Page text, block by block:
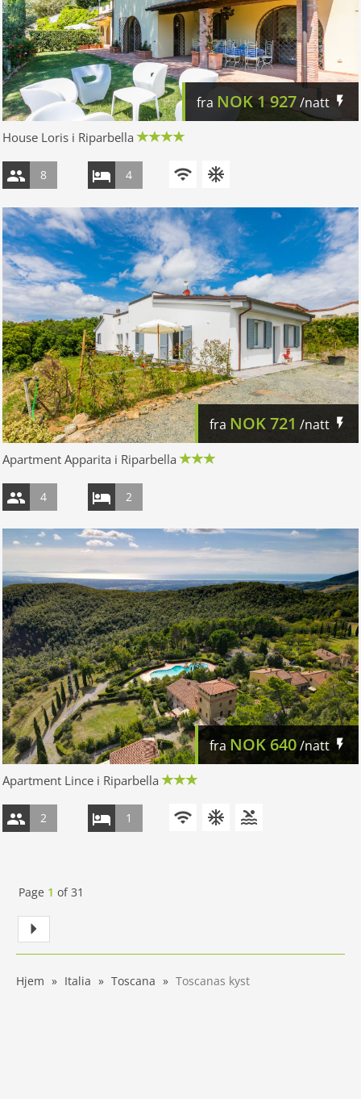
fra NOK1 927/natt
House Loris i Riparbella
8 4
fra NOK721 /natt
Apartment Apparita i Riparbella
4 2
fra NOK 640/natt
Apartment Lince i Riparbella
2 1
Page 1 of31
Hjem Italia Toscana Toscanas kyst